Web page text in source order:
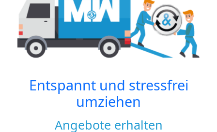
Entspannt und stressfrei
umziehen
Angebote erhalten